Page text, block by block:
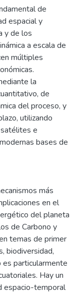
de
espacial y
y de los
a escala de
múltiples
la
de
del proceso, y
utilizando
e
bases de
más
en el
del planeta
de Carbono y
temas de primer
biodiversidad,
es particularmente
Hay un
espacio-temporal